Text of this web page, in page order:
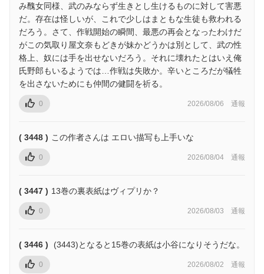
み醜女同様、武のみならず生きとし生けるものに対して害悪
だ。存在は怪しいが、これで少しはまともな生徒も救われる
だろう。さて、作戦開始の瞬間、最悪の再会となったわけだ
がこの気取り屋文奈もどきが妹かどうかは別として、武の性
格上、奴には手を出せないだろう。それに壊れたとはいえ俺
氏野郎もいるようでは…作戦は失敗か。辛いところだが犠牲
を出さないためにも仲間の健闘を祈る。
0 2026/08/06 通報
( 3448 ) この作者さんは エロい描写も上手いな
0 2026/08/04 通報
( 3447 ) 13巻の裏表紙はヴィプリか？
0 2026/08/03 通報
( 3446 ) (3443)となると15巻の表紙は小谷になりそうだな。
0 2026/08/02 通報